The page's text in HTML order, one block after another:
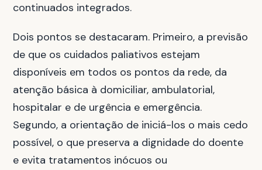
continuados integrados.
Dois pontos se destacaram. Primeiro, a previsão
de que os cuidados paliativos estejam
disponíveis em todos os pontos da rede, da
atenção básica à domiciliar, ambulatorial,
hospitalar e de urgência e emergência.
Segundo, a orientação de iniciá-los o mais cedo
possível, o que preserva a dignidade do doente
e evita tratamentos inócuos ou